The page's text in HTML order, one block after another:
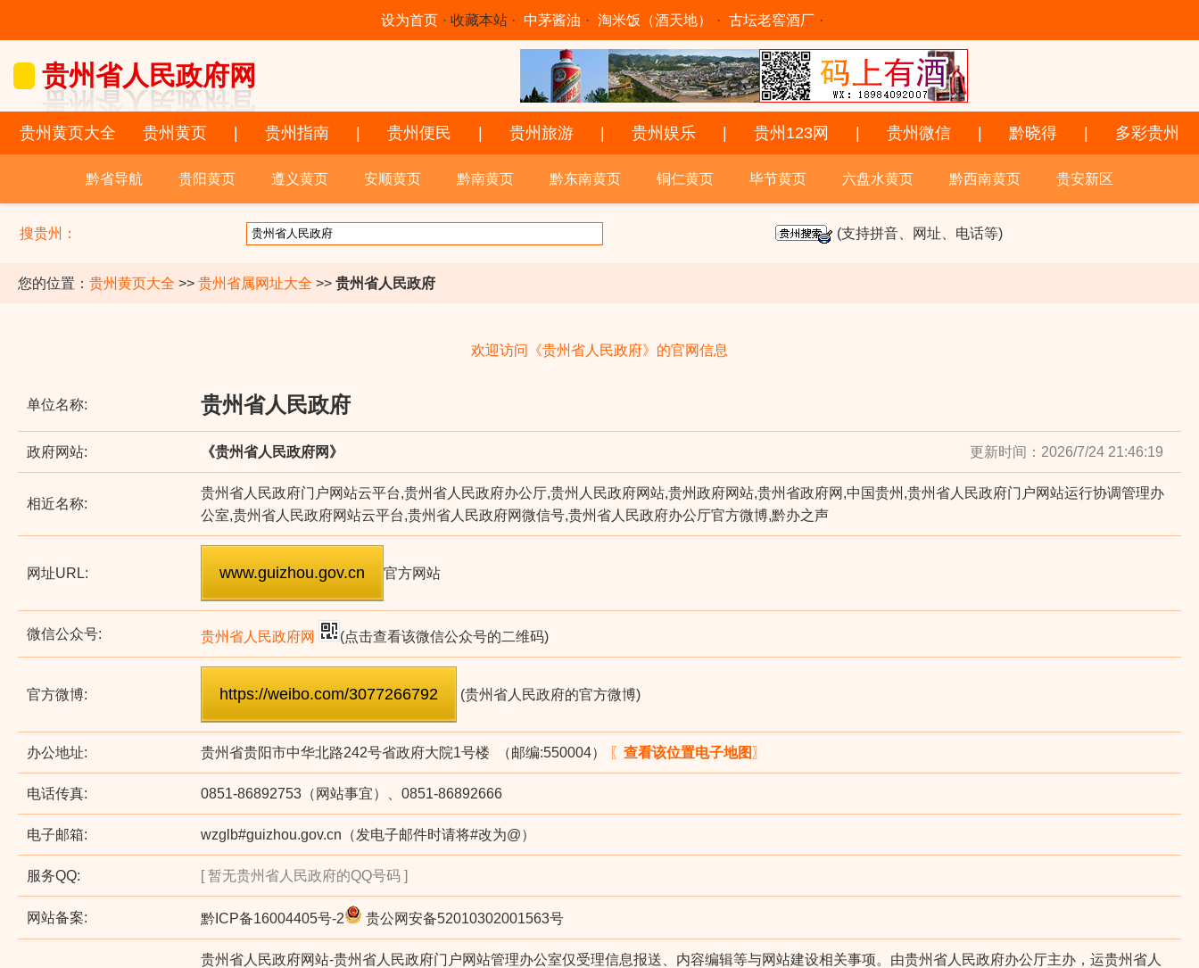
设为首页 · 收藏本站 · 中茅酱油 · 淘米饭（酒天地） · 古坛老窖酒厂 ·
贵州省人民政府网
贵州黄页大全 贵州黄页 贵州指南 贵州便民 贵州旅游 贵州娱乐 贵州123网 贵州微信 黔晓得 多彩贵州
黔省导航 贵阳黄页 遵义黄页 安顺黄页 黔南黄页 黔东南黄页 铜仁黄页 毕节黄页 六盘水黄页 黔西南黄页 贵安新区
搜贵州： (支持拼音、网址、电话等)
您的位置： 贵州黄页大全 >> 贵州省属网址大全 >> 贵州省人民政府
欢迎访问《贵州省人民政府》的官网信息
单位名称: 贵州省人民政府
政府网站: 《贵州省人民政府网》 更新时间：2026/7/24 21:46:19
相近名称:
贵州省人民政府门户网站云平台,贵州省人民政府办公厅,贵州人民政府网站,贵州政府网站,贵州省政府网,中国贵州,贵州省人民政府门户网站运行协调管理办
公室,贵州省人民政府网站云平台,贵州省人民政府网微信号,贵州省人民政府办公厅官方微博,黔办之声
网址URL: 官方网站
微信公众号: 贵州省人民政府网 (点击查看该微信公众号的二维码)
官方微博: (贵州省人民政府的官方微博)
办公地址: 贵州省贵阳市中华北路242号省政府大院1号楼 （邮编:550004） 〖 查看该位置电子地图〗
电话传真: 0851-86892753（网站事宜）、0851-86892666
电子邮箱: wzglb#guizhou.gov.cn（发电子邮件时请将#改为@）
服务QQ: [ 暂无贵州省人民政府的QQ号码 ]
网站备案: 黔ICP备16004405号-2 贵公网安备52010302001563号
贵州省人民政府网站-贵州省人民政府门户网站管理办公室仅受理信息报送、内容编辑等与网站建设相关事项。由贵州省人民政府办公厅主办，运贵州省人